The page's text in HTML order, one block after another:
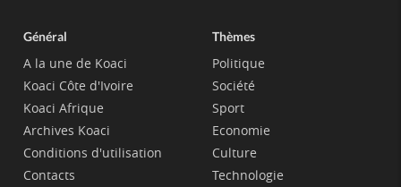
Général
A la une de Koaci
Koaci Côte d'Ivoire
Koaci Afrique
Archives Koaci
Conditions d'utilisation
Contacts
Thèmes
Politique
Société
Sport
Economie
Culture
Technologie